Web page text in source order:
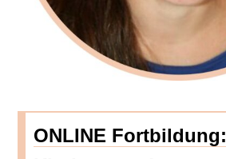
ONLINE Fortbildung: